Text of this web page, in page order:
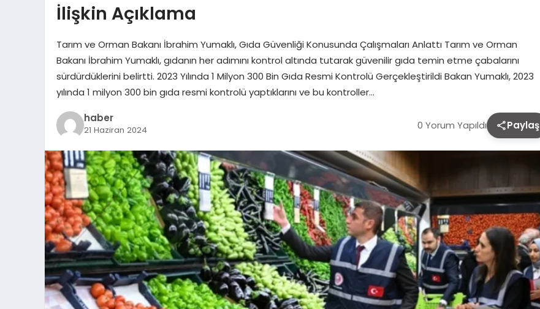
İlişkin Açıklama
Tarım ve Orman Bakanı İbrahim Yumaklı, Gıda Güvenliği Konusunda Çalışmaları Anlattı Tarım ve Orman
Bakanı İbrahim Yumaklı, gıdanın her adımını kontrol altında tutarak güvenilir gıda temin etme çabalarını
sürdürdüklerini belirtti. 2023 Yılında 1 Milyon 300 Bin Gıda Resmi Kontrolü Gerçekleştirildi Bakan Yumaklı, 2023
yılında 1 milyon 300 bin gıda resmi kontrolü yaptıklarını ve bu kontroller…
haber
21 Haziran 2024 0 Yorum Yapıldı Paylaş